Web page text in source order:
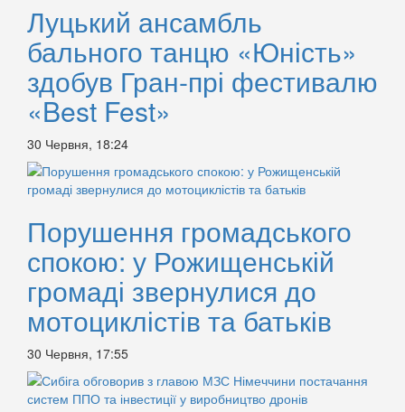
Луцький ансамбль
бального танцю «Юність»
здобув Гран-прі фестивалю
«Best Fest»
30 Червня, 18:24
Порушення громадського
спокою: у Рожищенській
громаді звернулися до
мотоциклістів та батьків
30 Червня, 17:55